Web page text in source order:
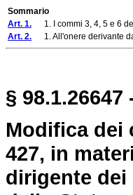
Sommario
Art. 1. 1. I commi 3, 4, 5 e 6
Art. 2. 1. All'onere derivante
§
Modifica dei
427, in
dirigente dei